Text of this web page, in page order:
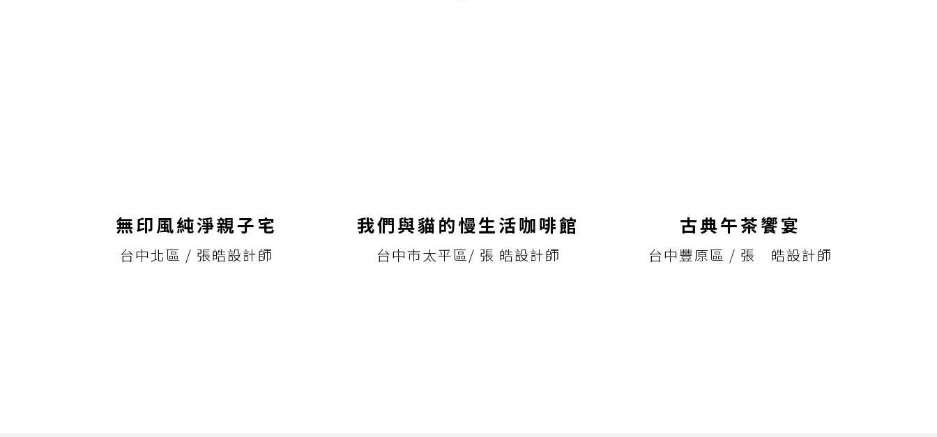
無印風純淨親子宅
台中北區 / 張皓設計師
我們與貓的慢生活咖啡館
台中市太平區/ 張 皓設計師
古典午茶饗宴
台中豐原區 / 張 皓設計師